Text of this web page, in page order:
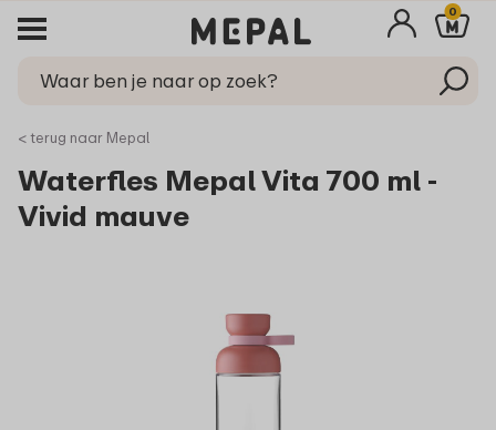
0
< terug naar Mepal
Waterfles Mepal Vita 700 ml -
Vivid mauve